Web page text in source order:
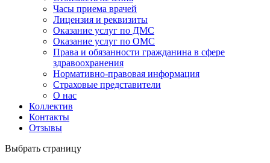
Часы приема врачей
Лицензия и реквизиты
Оказание услуг по ДМС
Оказание услуг по ОМС
Права и обязанности гражданина в сфере
здравоохранения
Нормативно-правовая информация
Страховые представители
О нас
Коллектив
Контакты
Отзывы
Выбрать страницу